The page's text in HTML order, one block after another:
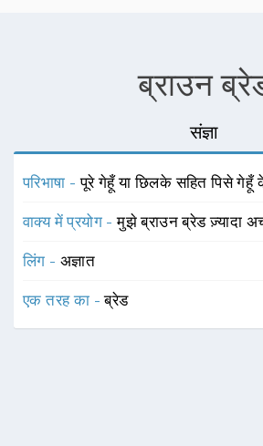
ब्राउन
संज्ञा
परिभाषा -पूरे गेहूँ या छिलके सहित पिसे
वाक्य में प्रयोग -मुझे ब्राउन ब्रेड ज़्यादा
लिंग - अज्ञात
एक तरह का -ब्रेड